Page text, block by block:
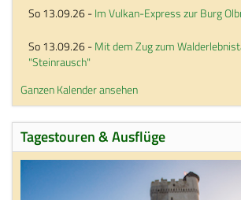
So 13.09.26-Im Vulkan-Express zur Burg
So 13.09.26-Mit dem Zug zum
"Steinrausch"
Ganzen Kalender ansehen
Tagestouren & Ausflüge